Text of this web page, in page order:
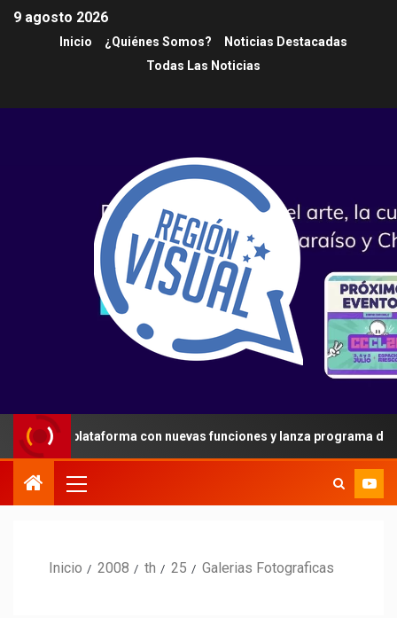
9 agosto 2026
Inicio ¿Quiénes Somos?
Noticias Destacadas
Todas Las Noticias
en su plataforma con nuevas funciones y lanza programa de
Inicio 2008 th 25 Galerias Fotograficas